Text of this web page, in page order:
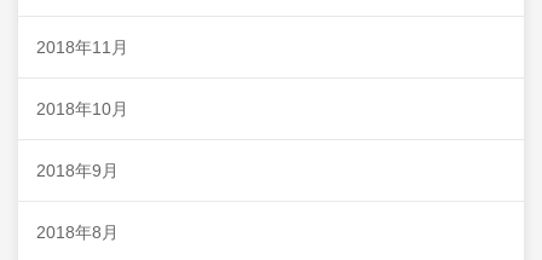
2018年11月
2018年10月
2018年9月
2018年8月